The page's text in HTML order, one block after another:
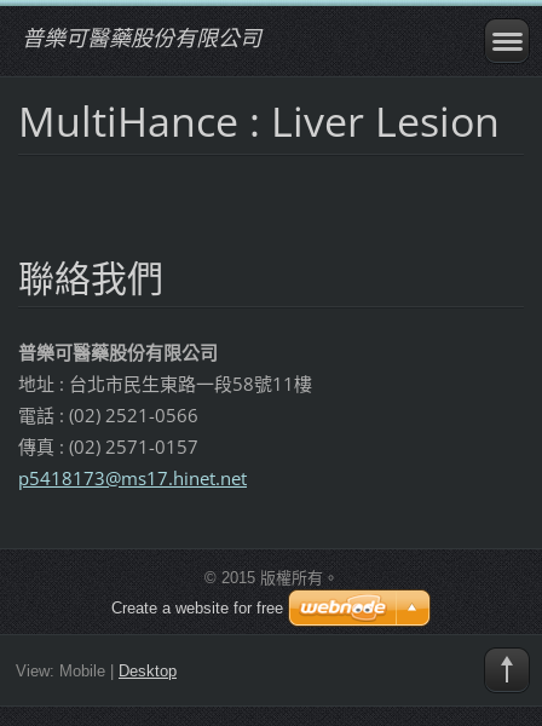
普樂可醫藥股份有限公司
MultiHance : Liver Lesion
聯絡我們
普樂可醫藥股份有限公司
地址 : 台北市民生東路一段58號11樓
電話 : (02) 2521-0566
傳真 : (02) 2571-0157
p5418173@ms17.hinet.net
© 2015 版權所有。
Create a website for free
View: Mobile| Desktop